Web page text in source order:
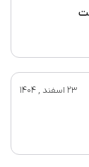
23 اسفند , 1404